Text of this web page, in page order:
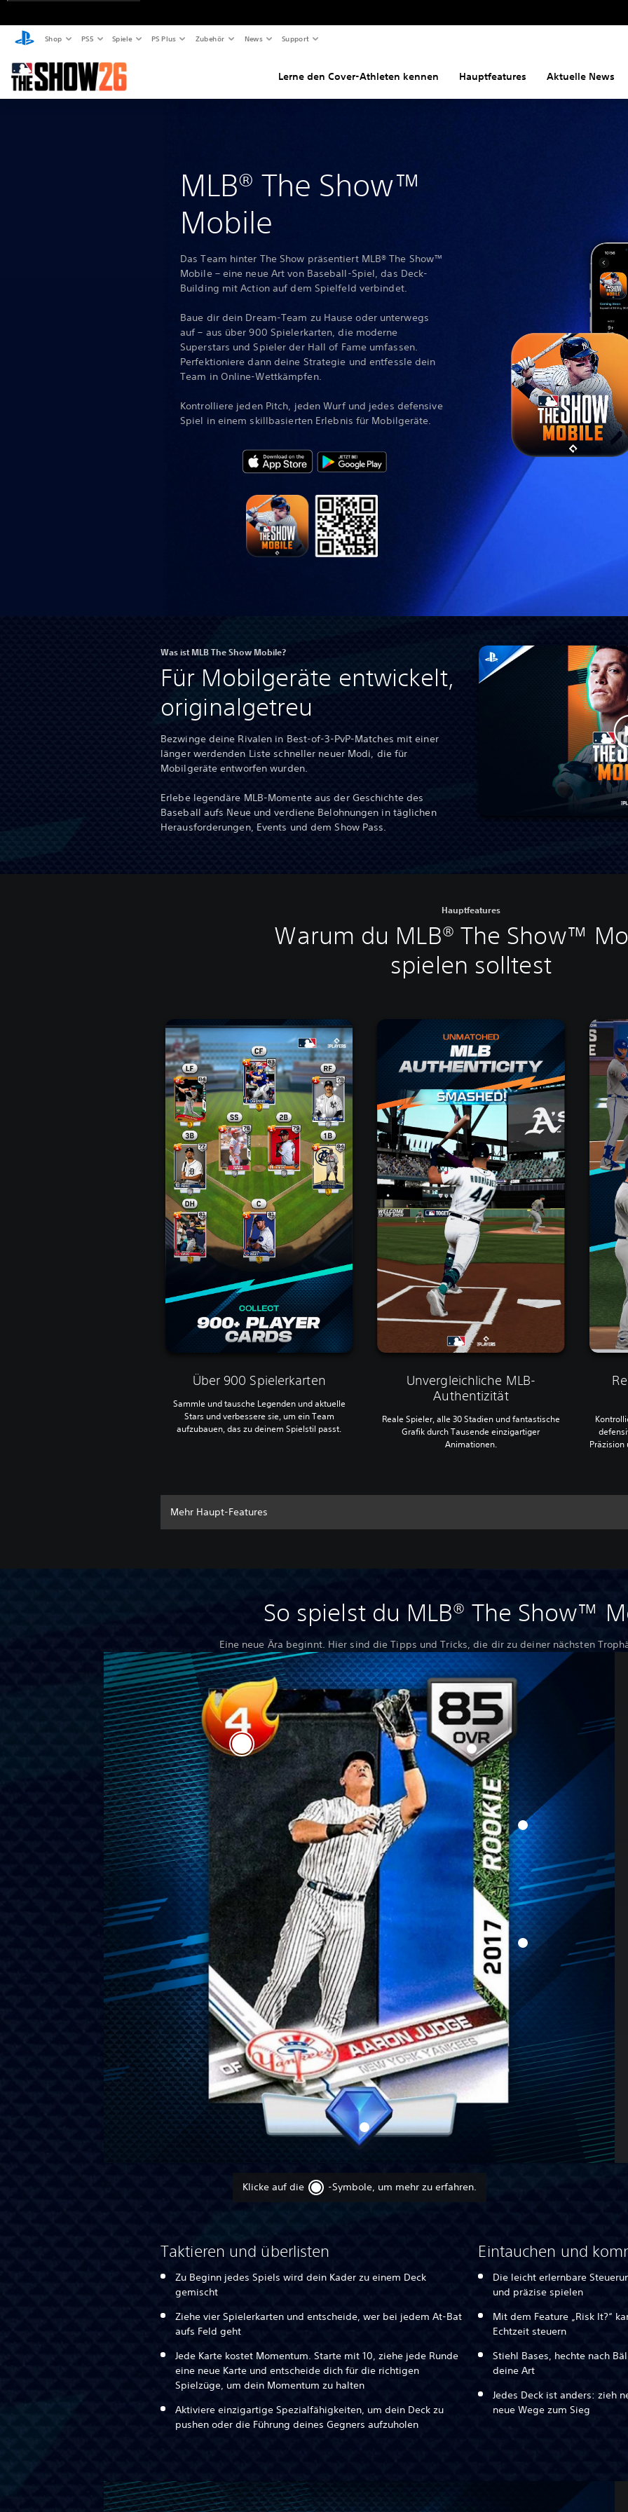
Shop PS5 Spiele PS Plus Zubehör News Support
Lerne den Cover-Athleten kennen Hauptfeatures Aktuelle News
MLB® The Show™
Mobile
Das Team hinter The Show präsentiert MLB® The Show™
Mobile – eine neue Art von Baseball-Spiel, das Deck-
Building mit Action auf dem Spielfeld verbindet.
Baue dir dein Dream-Team zu Hause oder unterwegs
auf – aus über 900 Spielerkarten, die moderne
Superstars und Spieler der Hall of Fame umfassen.
Perfektioniere dann deine Strategie und entfessle dein
Team in Online-Wettkämpfen.
Kontrolliere jeden Pitch, jeden Wurf und jedes defensive
Spiel in einem skillbasierten Erlebnis für Mobilgeräte.
Was ist MLB The Show Mobile?
Für Mobilgeräte entwickelt,
originalgetreu
Bezwinge deine Rivalen in Best-of-3-PvP-Matches mit einer
länger werdenden Liste schneller neuer Modi, die für
Mobilgeräte entworfen wurden.
Erlebe legendäre MLB-Momente aus der Geschichte des
Baseball aufs Neue und verdiene Belohnungen in täglichen
Herausforderungen, Events und dem Show Pass.
Hauptfeatures
Warum du MLB® The Show™
spielen solltest
Über 900 Spielerkarten
Sammle und tausche Legenden und aktuelle
Stars und verbessere sie, um ein Team
aufzubauen, das zu deinem Spielstil passt.
Unvergleichliche MLB-
Authentizität
Reale Spieler, alle 30 Stadien und fantastische
Grafik durch Tausende einzigartiger
Animationen.
Mehr Haupt-Features
So spielst du MLB® The Show™
Eine neue Ära beginnt. Hier sind die Tipps und Tricks, die dir zu deiner nächsten
Klicke auf die -Symbole, um mehr zu erfahren.
Taktieren und überlisten
Zu Beginn jedes Spiels wird dein Kader zu einem Deck
gemischt
Ziehe vier Spielerkarten und entscheide, wer bei jedem At-Bat
aufs Feld geht
Jede Karte kostet Momentum. Starte mit 10, ziehe jede Runde
eine neue Karte und entscheide dich für die richtigen
Spielzüge, um dein Momentum zu halten
Aktiviere einzigartige Spezialfähigkeiten, um dein Deck zu
pushen oder die Führung deines Gegners aufzuholen
Eintauchen und
Die leicht erlernbare
und präzise spielen
Mit dem Feature „Risk It?“
Echtzeit steuern
Stiehl Bases, hechte nach
deine Art
Jedes Deck ist anders: zieh
neue Wege zum Sieg